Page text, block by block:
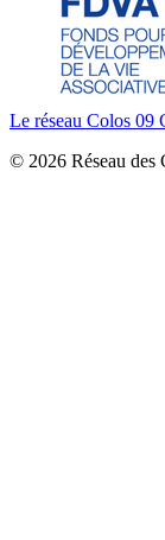
Le réseau Colos 09
© 2026 Réseau des